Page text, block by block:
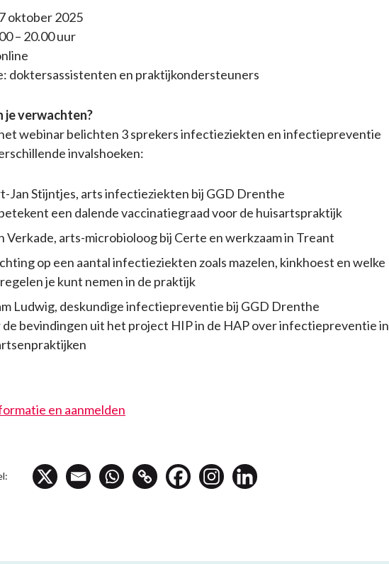
oktober 2025
– 20.00 uur
doktersassistenten en praktijkondersteuners
je verwachten?
webinarbelichten 3 sprekers infectieziekten en infectiepreventie
invalshoeken:
JanStijntjes, arts infectieziekten bij GGD Drenthe
een dalende vaccinatiegraad voor de huisartspraktijk
Verkade, arts-microbioloog bij Certe en werkzaam in Treant
op een aantal infectieziekten zoals mazelen, kinkhoest en welke
je kunt nemen in de praktijk
Ludwig, deskundige infectiepreventie bij GGD Drenthe
de bevindingen uit het project HIP in de HAP over infectiepreventie in
en aanmelden